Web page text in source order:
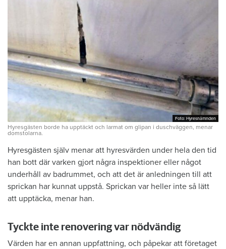
Foto: Hyresnämnden
Foto: Hyresnämnden
Hyresgästen borde ha upptäckt och larmat om glipan i duschväggen, menar
domstolarna.
Hyresgästen själv menar att hyresvärden under hela den tid
han bott där varken gjort några inspektioner eller något
underhåll av badrummet, och att det är anledningen till att
sprickan har kunnat uppstå. Sprickan var heller inte så lätt
att upptäcka, menar han.
Tyckte inte renovering var nödvändig
Värden har en annan uppfattning, och påpekar att företaget